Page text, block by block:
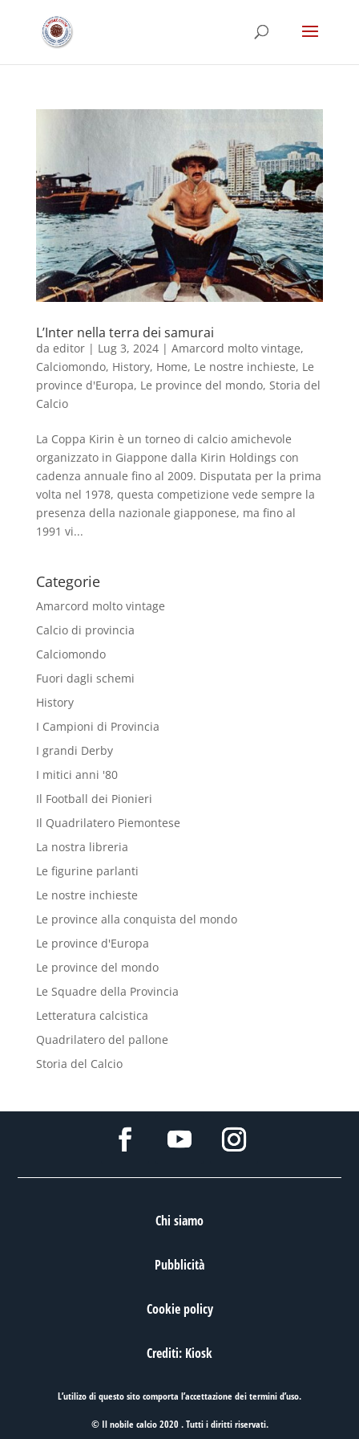
L’Inter nella terra dei samurai
da editor| Lug 3, 2024| Amarcord molto vintage,
Calciomondo, History, Home, Le nostre inchieste, Le
province d'Europa, Le province del mondo, Storia del
Calcio
La Coppa Kirin è un torneo di calcio amichevole
organizzato in Giappone dalla Kirin Holdings con
cadenza annuale fino al 2009. Disputata per la prima
volta nel 1978, questa competizione vede sempre la
presenza della nazionale giapponese, ma fino al
1991 vi...
Categorie
Amarcord molto vintage
Calcio di provincia
Calciomondo
Fuori dagli schemi
History
I Campioni di Provincia
I grandi Derby
I mitici anni '80
Il Football dei Pionieri
Il Quadrilatero Piemontese
La nostra libreria
Le figurine parlanti
Le nostre inchieste
Le province alla conquista del mondo
Le province d'Europa
Le province del mondo
Le Squadre della Provincia
Letteratura calcistica
Quadrilatero del pallone
Storia del Calcio
Chi siamo
Pubblicità
Cookie policy
Crediti: Kiosk
L’utilizo di questo sito comporta l’accettazione deitermini d’uso.
© Il nobile calcio 2020 . Tutti i diritti riservati.